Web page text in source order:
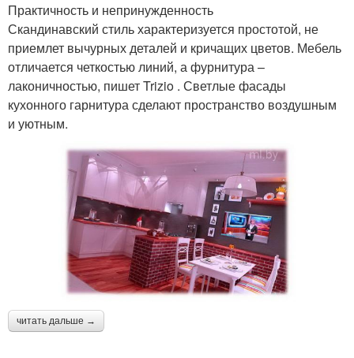
Практичность и непринужденность
Скандинавский стиль характеризуется простотой, не
приемлет вычурных деталей и кричащих цветов. Мебель
отличается четкостью линий, а фурнитура –
лаконичностью, пишет Trizio . Светлые фасады
кухонного гарнитура сделают пространство воздушным
и уютным.
читать дальше →